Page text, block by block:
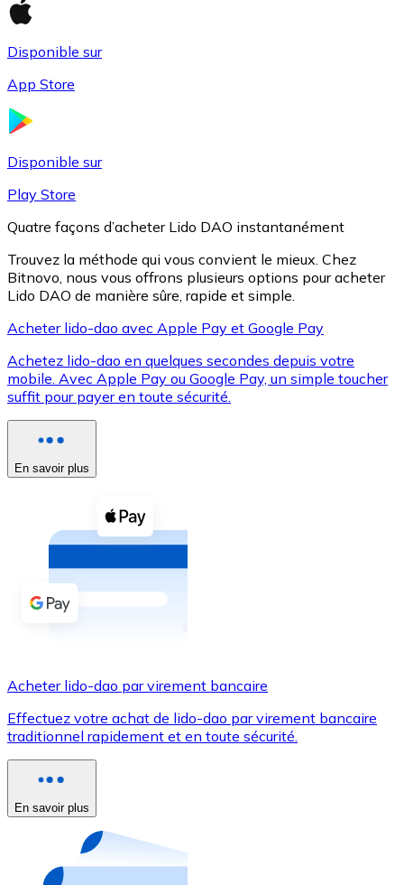
XRP
XRP
Voir toutes
Coupons crypto
Achetez des cryptomonnaies en espèces et d'autres
Acheter avec espèces
Virement SEPA
Utilisez les cartes Visa et Mastercard pour acheter
Acheter avec carte
Nouveau
Achetez des cartes-cadeaux de vos marques
Disponible sur
App Store
Disponible sur
Play Store
Quatre façons d’acheter Lido DAO instantanément
Trouvez la méthode qui vous convient le mieux. Chez
Bitnovo, nous vous offrons plusieurs options pour acheter
Lido DAO de manière sûre, rapide et simple.
Acheter lido-dao avec Apple Pay et Google Pay
Achetez lido-dao en quelques secondes depuis votre
mobile. Avec Apple Pay ou Google Pay, un simple toucher
suffit pour payer en toute sécurité.
En savoir plus
Acheter lido-dao par virement bancaire
Effectuez votre achat de lido-dao par virement bancaire
traditionnel rapidement et en toute sécurité.
En savoir plus